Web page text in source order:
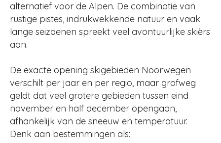
alternatief voor de Alpen. De combinatie van
rustige pistes, indrukwekkende natuur en vaak
lange seizoenen spreekt veel avontuurlijke skiërs
aan.
De exacte opening skigebieden Noorwegen
verschilt per jaar en per regio, maar grofweg
geldt dat veel grotere gebieden tussen eind
november en half december opengaan,
afhankelijk van de sneeuw en temperatuur.
Denk aan bestemmingen als: